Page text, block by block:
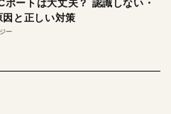
ポートは大丈夫？ 認識しない・
と正しい対策
ー